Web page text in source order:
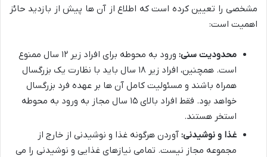
مشخصی را تعیین کرده است که اطلاع از آن ها پیش از بازدید حائز
اهمیت است:
محدودیت سنی:
ورود به محوطه برای افراد زیر ۱۲ سال ممنوع
است. همچنین، افراد زیر ۱۸ سال باید با نظارت یک بزرگسال
همراه باشند و مسئولیت کامل آن ها بر عهده فرد بزرگسال
خواهد بود. فقط افراد بالای ۱۵ سال مجاز به ورود به محوطه
استخر هستند.
غذا و نوشیدنی: آوردن هرگونه غذا و نوشیدنی از خارج از
مجموعه مجاز نیست. تمامی نیازهای غذایی و نوشیدنی را می